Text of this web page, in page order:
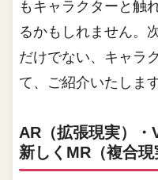
もキャラクターと触
るかもしれません。
だけでない、キャラ
て、ご紹介いたします
AR（拡張現実）・
新しくMR（複合現